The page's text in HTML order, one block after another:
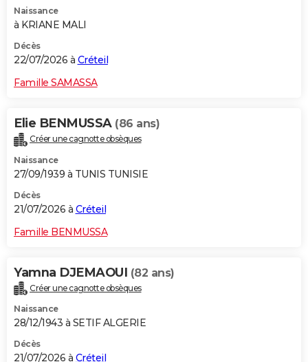
Naissance
à KRIANE MALI
Décès
22/07/2026 à Créteil
Famille SAMASSA
Elie BENMUSSA (86 ans)
Créer une cagnotte obsèques
Naissance
27/09/1939 à TUNIS TUNISIE
Décès
21/07/2026 à Créteil
Famille BENMUSSA
Yamna DJEMAOUI (82 ans)
Créer une cagnotte obsèques
Naissance
28/12/1943 à SETIF ALGERIE
Décès
21/07/2026 à Créteil